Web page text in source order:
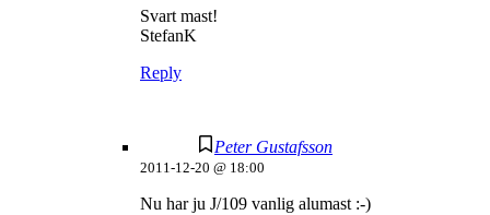
Svart mast!
StefanK
Reply
Peter Gustafsson
2011-12-20 @ 18:00
Nu har ju J/109 vanlig alumast :-)